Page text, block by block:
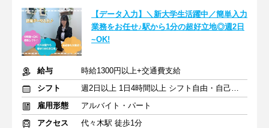
【データ入力】＼新大学生活躍中／簡単入力
業務をお任せ♪駅から1分の超好立地◎週2日
~OK!
給与
時給1300円以上+交通費支給
シフト
週2日以上 1日4時間以上 シフト自由・自己申告
雇用形態
アルバイト・パート
アクセス
代々木駅 徒歩1分